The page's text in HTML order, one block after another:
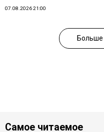
07.08.2026 21:00
Больше
Самое читаемое